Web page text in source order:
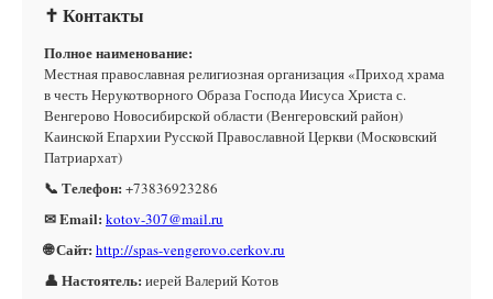
✝ Контакты
Полное наименование:
Местная православная религиозная организация «Приход храма
в честь Нерукотворного Образа Господа Иисуса Христа с.
Венгерово Новосибирской области (Венгеровский район)
Каинской Епархии Русской Православной Церкви (Московский
Патриархат)
📞 Телефон: +73836923286
✉ Email: kotov-307@mail.ru
🌐 Сайт: http://spas-vengerovo.cerkov.ru
👤 Настоятель: иерей Валерий Котов